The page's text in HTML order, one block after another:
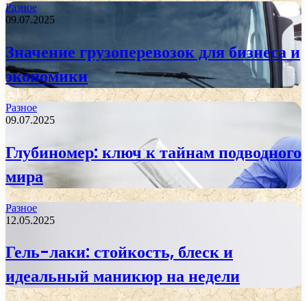
Разное
09.07.2025
Значение грузоперевозок для бизнеса и
экономики
Разное
09.07.2025
Глубиномер: ключ к тайнам подводного
мира
Разное
12.05.2025
Гель-лаки: стойкость, блеск и
идеальный маникюр на недели